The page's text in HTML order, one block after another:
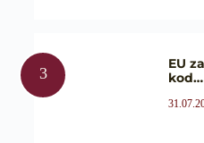
EU
kod…